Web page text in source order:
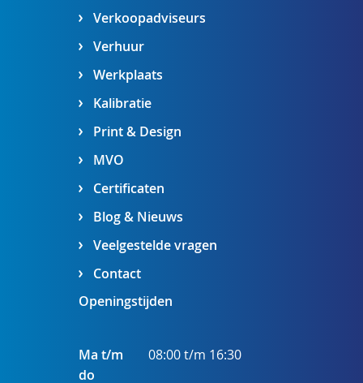
Verkoopadviseurs
Verhuur
Werkplaats
Kalibratie
Print & Design
MVO
Certificaten
Blog & Nieuws
Veelgestelde vragen
Contact
Openingstijden
Ma t/m
do
08:00 t/m 16:30